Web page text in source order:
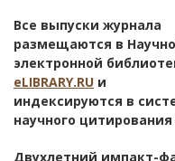
Все выпуски журнала
размещаются в
электронной
eLIBRARY.RU и
индексируются в
научного
Двухлетний импакт-